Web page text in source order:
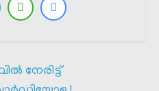
നേരിട്ട്